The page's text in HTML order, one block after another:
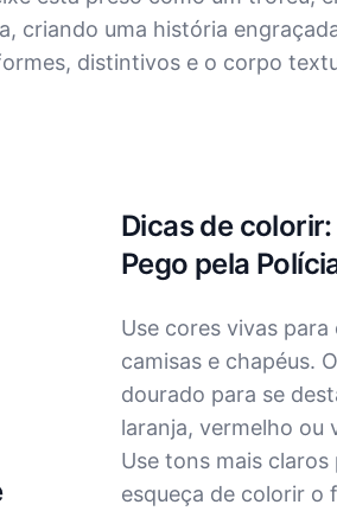
criando uma história
distintivos e o corpo
Dicas de
Pego pela
Use cores vivas
camisas e chapéus.
dourado para se
laranja, vermelho ou
Use tons mais
esqueça de colorir o